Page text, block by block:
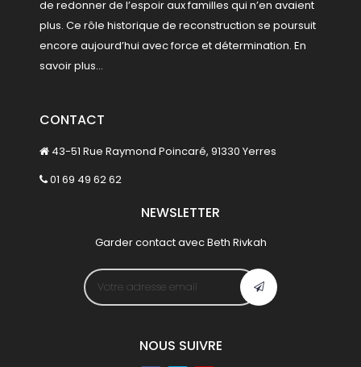
de redonner de l’espoir aux familles qui n’en avaient
plus. Ce rôle historique de reconstruction se poursuit
encore aujourd’hui avec force et détermination. En
savoir plus...
CONTACT
43-51 Rue Raymond Poincaré, 91330 Yerres
01 69 49 62 62
NEWSLETTER
Garder contact avec Beth Rivkah
NOUS SUIVRE